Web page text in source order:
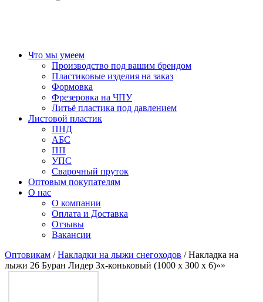
Что мы умеем
Производство под вашим брендом
Пластиковые изделия на заказ
Формовка
Фрезеровка на ЧПУ
Литьё пластика под давлением
Листовой пластик
ПНД
АБС
ПП
УПС
Сварочный пруток
Оптовым покупателям
О нас
О компании
Оплата и Доставка
Отзывы
Вакансии
Оптовикам /Накладки на лыжи снегоходов / Накладка на
лыжи 26 Буран Лидер 3х-коньковый (1000 х 300 х 6)»»